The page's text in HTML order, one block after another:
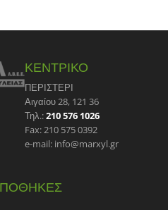
ΚΕΝΤΡΙΚΟ
ΠΕΡΙΣΤΕΡΙ
Αιγαίου 28, 121 36
Τηλ.:210 576 1026
Fax: 210 575 0392
e-mail: info@marxyl.gr